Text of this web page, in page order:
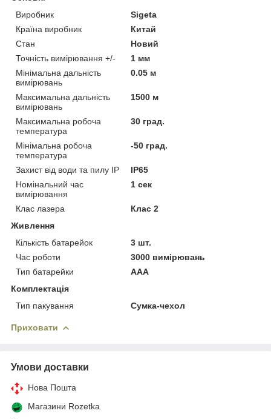
Виробник
Sigeta
Країна виробник
Китай
Стан
Новий
Точність вимірювання +/-
1 мм
Мінімальна дальність
вимірювань
0.05 м
Максимальна дальність
вимірювань
1500 м
Максимальна робоча
температура
30 град.
Мінімальна робоча
температура
-50 град.
Захист від води та пилу IP
IP65
Номінальний час
вимірювання
1 сек
Клас лазера
Клас 2
Живлення
Кількість батарейок
3 шт.
Час роботи
3000 вимірювань
Тип батарейки
ААА
Комплектація
Тип пакування
Сумка-чехол
Приховати
Умови доставки
Нова Пошта
Магазини Rozetka